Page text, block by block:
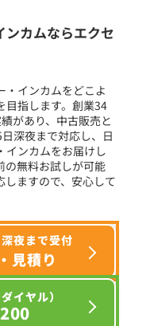
等)
ト
カムならエクセ
・インカムをどこよ
目指します。創業34
があり、中古販売と
深夜まで対応し、日
インカムをお届けし
の無料お試しが可能
しますので、安心して
夜まで受付
見積り
イヤル）